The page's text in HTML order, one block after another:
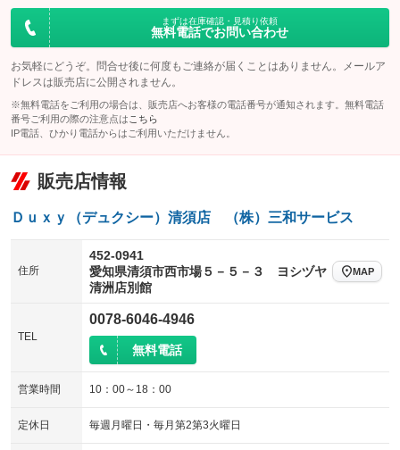
：装備あり ：装備なし
センターデフロック
：装備なし
レンタカーアップ
：装備なし 展示・試乗車
：装備なし
：装備あり
バックカメラ
：装備あり ETC2.0
エアロ
：装備なし スマートキー
ローダウン
：装備なし ランフラットタイヤ
：装備なし
パワーシート
：装備あり 3列シート
：装備あり
ベンチシート
：装備なし ：装備あり
：装備なし
ウォークスルー 後席モニター
電動リアゲート
：装備あり
シートエアコン
：装備あり
サイドカメラ
：装備あり
エアサスペンション
まずは在庫確認・見積り依頼
無料電話でお問い合わせ
お気軽にどうぞ。問合せ後に何度もご連絡が届くことはありません。メールア
ドレスは販売店に公開されません。
※無料電話をご利用の場合は、販売店へお客様の電話番号が通知されます。無料電話
番号ご利用の際の注意点は こちら
IP電話、ひかり電話からはご利用いただけません。
販売店情報
Ｄｕｘｙ（デュクシー）清須店 （株）三和サービス
住所
452-0941
愛知県清須市西市場５－５－３ ヨシヅヤ
清洲店別館
MAP
TEL
0078-6046-4946
無料電話
営業時間 10：00～18：00
定休日 毎週月曜日・毎月第2第3火曜日